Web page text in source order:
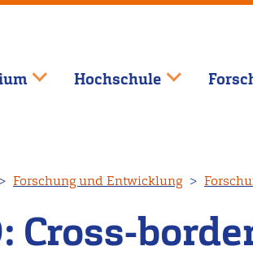
Hochschule
Forschung und Entwicklung
Cross-